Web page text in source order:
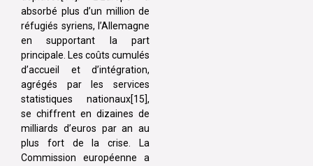
absorbé plus d’un million de
réfugiés syriens, l’Allemagne
en supportant la part
principale. Les coûts cumulés
d’accueil et d’intégration,
agrégés par les services
statistiques nationaux[15],
se chiffrent en dizaines de
milliards d’euros par an au
plus fort de la crise. La
Commission européenne a